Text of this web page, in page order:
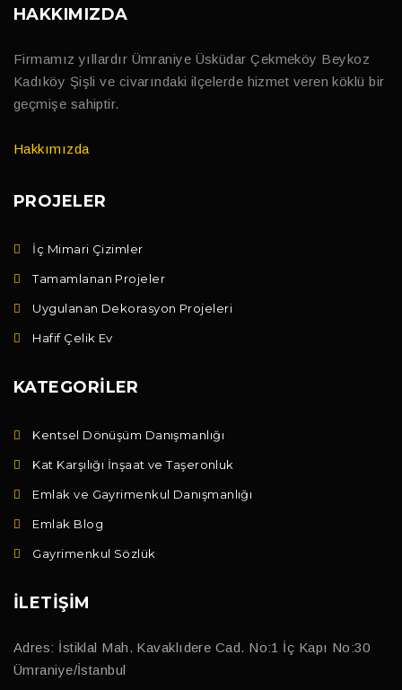
HAKKIMIZDA
Firmamız yıllardır Ümraniye Üsküdar Çekmeköy Beykoz
Kadıköy Şişli ve civarındaki ilçelerde hizmet veren köklü bir
geçmişe sahiptir.
Hakkımızda
PROJELER
İç Mimari Çizimler
Tamamlanan Projeler
Uygulanan Dekorasyon Projeleri
Hafif Çelik Ev
KATEGORILER
Kentsel Dönüşüm Danışmanlığı
Kat Karşılığı İnşaat ve Taşeronluk
Emlak ve Gayrimenkul Danışmanlığı
Emlak Blog
Gayrimenkul Sözlük
İLETIŞIM
Adres: İstiklal Mah. Kavaklıdere Cad. No:1 İç Kapı No:30
Ümraniye/İstanbul